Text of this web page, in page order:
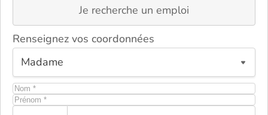
Je recherche un emploi
Renseignez vos coordonnées